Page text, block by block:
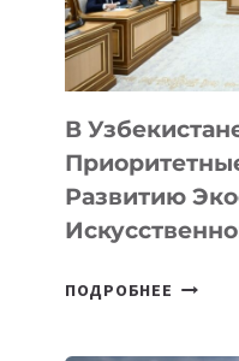
В
Развитию
ПОДРОБНЕЕ